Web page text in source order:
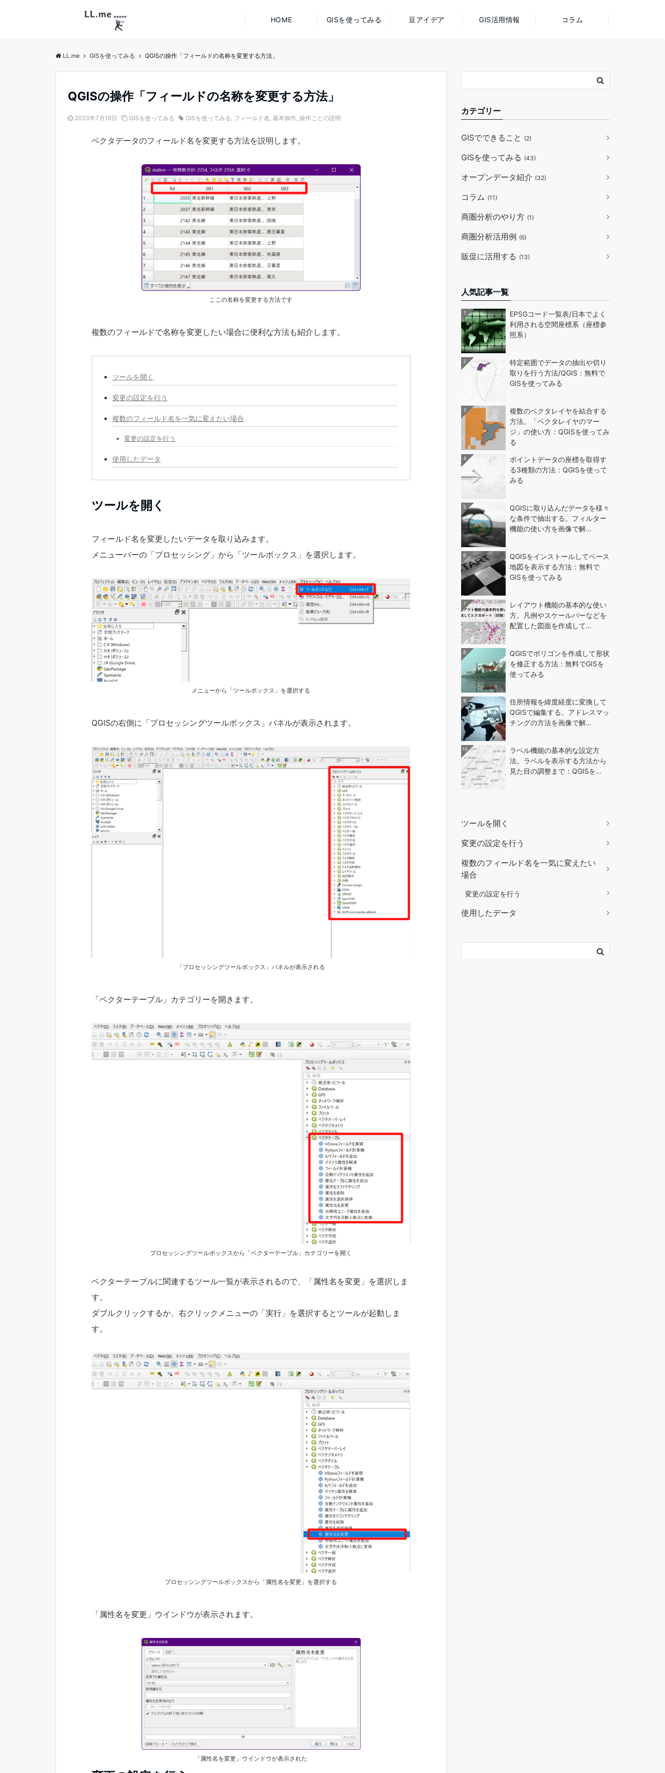
HOME GISを使ってみる 豆アイデア GIS活用情報 コラム
LL.me GISを使ってみる QGISの操作「フィールドの名称を変更する方法」
QGISの操作「フィールドの名称を変更する方法」
2023年7月18日 GISを使ってみる GISを使ってみる, フィールド名 , 基本操作, 操作ごとの説明
ベクタデータのフィールド名を変更する方法を説明します。
ここの名称を変更する方法です
複数のフィールドで名称を変更したい場合に便利な方法も紹介します。
ツールを開く
変更の設定を行う
複数のフィールド名を一気に変えたい場合
変更の設定を行う
使用したデータ
ツールを開く
フィールド名を変更したいデータを取り込みます。
メニューバーの「プロセッシング」から「ツールボックス」を選択します。
メニューから「ツールボックス」を選択する
QGISの右側に「プロセッシングツールボックス」パネルが表示されます。
「プロセッシングツールボックス」パネルが表示される
「ベクターテーブル」カテゴリーを開きます。
プロセッシングツールボックスから「ベクターテーブル」カテゴリーを開く
ベクターテーブルに関連するツール一覧が表示されるので、「属性名を変更」を選択しま
す。
ダブルクリックするか、右クリックメニューの「実行」を選択するとツールが起動しま
す。
プロセッシングツールボックスから「属性名を変更」を選択する
「属性名を変更」ウインドウが表示されます。
「属性名を変更」ウインドウが表示された
カテゴリー
GISでできること (2)
GISを使ってみる (43)
オープンデータ紹介 (32)
コラム (11)
商圏分析のやり方 (1)
商圏分析活用例 (6)
販促に活用する (13)
人気記事一覧
1
EPSGコード一覧表/日本でよく
利用される空間座標系（座標参
照系）
2
特定範囲でデータの抽出や切り
取りを行う方法/QGIS：無料で
GISを使ってみる
3
複数のベクタレイヤを結合する
方法。「ベクタレイヤのマー
ジ」の使い方：QGISを使ってみ
る
4
ポイントデータの座標を取得す
る3種類の方法：QGISを使って
みる
5
QGISに取り込んだデータを様々
な条件で抽出する。フィルター
機能の使い方を画像で解…
6
QGISをインストールしてベース
地図を表示する方法：無料で
GISを使ってみる
7
レイアウト機能の基本的な使い
方。凡例やスケールバーなどを
配置した図面を作成して…
8
QGISでポリゴンを作成して形状
を修正する方法：無料でGISを
使ってみる
9
住所情報を緯度経度に変換して
QGISで編集する。アドレスマッ
チングの方法を画像で解…
10
ラベル機能の基本的な設定方
法。ラベルを表示する方法から
見た目の調整まで：QGISを…
ツールを開く
変更の設定を行う
複数のフィールド名を一気に変えたい
場合
変更の設定を行う
使用したデータ